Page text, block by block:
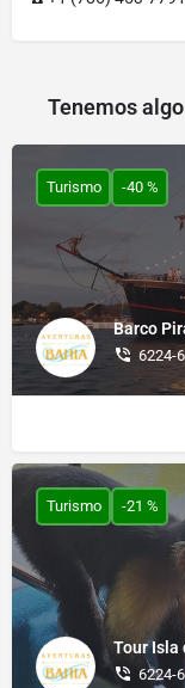
Tenemos
Barco
6224-
Turismo -40 %
Tour Isla
6224-
Turismo -21 %